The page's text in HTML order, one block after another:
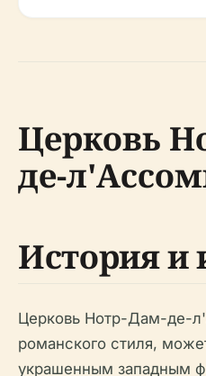
Церковь
де-
История и
Церковь Нотр-Дам-де-
романского стиля,
украшенным западным